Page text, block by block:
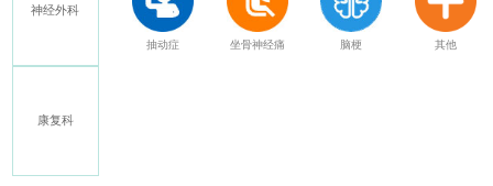
神经外科
康复科
抽动症 坐骨神经痛 脑梗 其他